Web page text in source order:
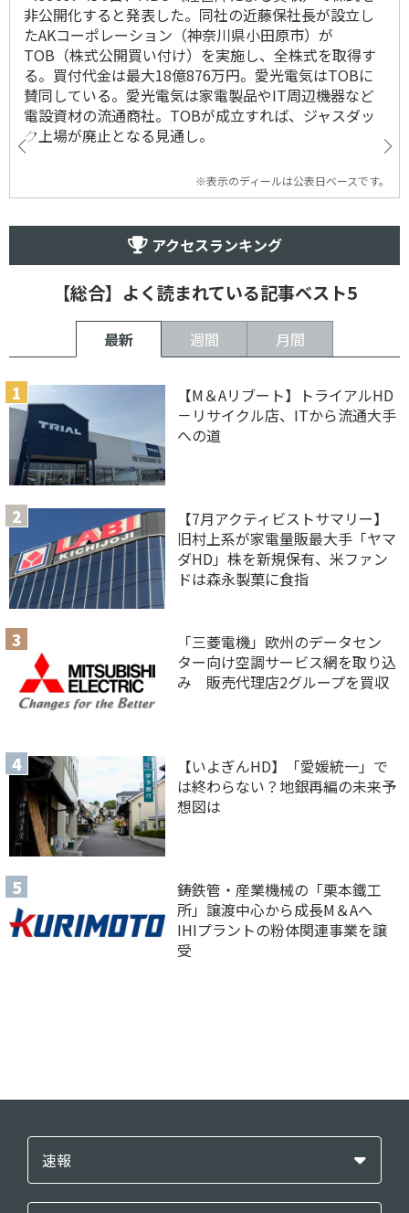
非公開化すると発表した。同社の近藤保社長が設立し
たAKコーポレーション（神奈川県小田原市）が
TOB（株式公開買い付け）を実施し、全株式を取得す
る。買付代金は最大18億876万円。愛光電気はTOBに
賛同している。愛光電気は家電製品やIT周辺機器など
電設資材の流通商社。TOBが成立すれば、ジャスダッ
ク上場が廃止となる見通し。
※表示のディールは公表日ベースです。
アクセスランキング
【総合】よく読まれている記事ベスト5
最新 週間 月間
【M＆Aリブート】トライアルHD
－リサイクル店、ITから流通大手
への道
【7月アクティビストサマリー】
旧村上系が家電量販最大手「ヤマ
ダHD」株を新規保有、米ファン
ドは森永製菓に食指
「三菱電機」欧州のデータセン
ター向け空調サービス網を取り込
み 販売代理店2グループを買収
【いよぎんHD】「愛媛統一」で
は終わらない？地銀再編の未来予
想図は
鋳鉄管・産業機械の「栗本鐵工
所」譲渡中心から成長M＆Aへ
IHIプラントの粉体関連事業を譲
受
速報